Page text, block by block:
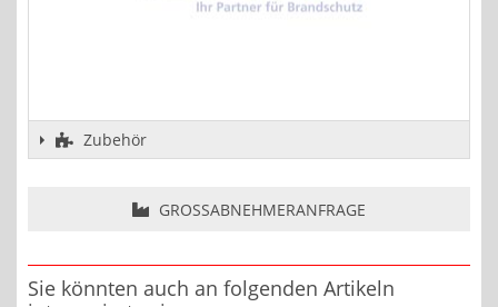
Zubehör
GROSSABNEHMERANFRAGE
Sie könnten auch an folgenden Artikeln